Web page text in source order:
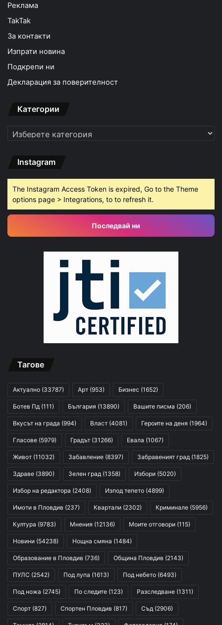
Реклама
TakTak
За контакти
Изпрати новина
Подкрепи ни
Декларация за поверителност
Категории
Категории
Instagram
The Instagram Access Token is expired, Go to the Theme
options page > Integrations, to to refresh it.
Последвай ни
Тагове
Актуално (33787) Арт (953) Бизнес (1652)
Ботев Пд (111) България (13890) Вашите писма (206)
Вкусът на града (994) Власт (4081) Героите на деня (1964)
Гласове (5979) Градът (31266) Евала (1067)
Живот (11032) Забавление (8397) Забравеният град (1825)
Здраве (3890) Зелен град (1358) Избори (5020)
Избор на редактора (2408) Изпод тепето (4899)
Имоти в Пловдив (237) Квартали (2302) Криминале (5956)
Култура (9783) Мнения (12136) Моите отговори (115)
Новини (54238) Нощна смяна (1484)
Образование в Пловдив (736) Община Пловдив (2143)
ПУЛС (2542) Под лупа (1613) Под небето (6493)
Под ножа (2745) По следите (123) Разследване (1311)
Спорт (827) Спортен Пловдив (817) Съд (2906)